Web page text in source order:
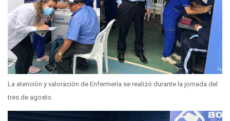
La atención y valoración de Enfermería se realizó durante la jornada del
tres de agosto.